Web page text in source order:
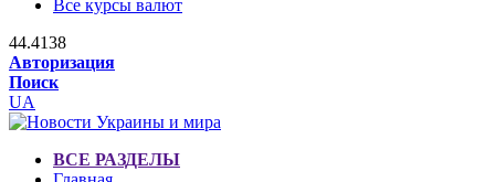
Все курсы валют
44.4138
Авторизация
Поиск
UA
ВСЕ РАЗДЕЛЫ